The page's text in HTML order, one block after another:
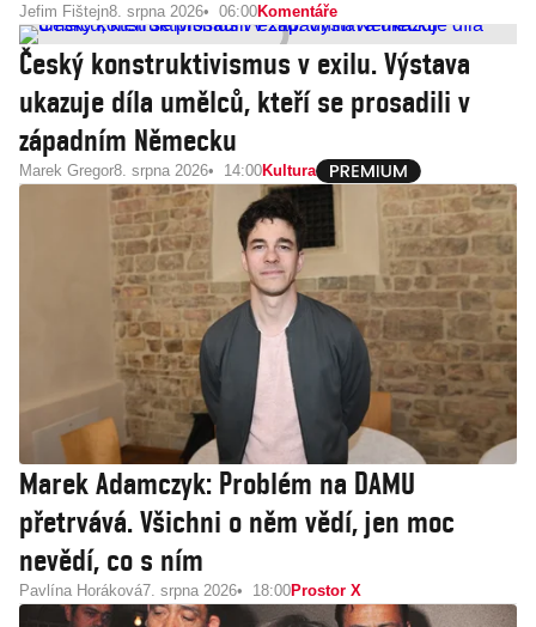
Jefim Fištejn8. srpna 2026 06:00Komentáře
Český konstruktivismus v exilu. Výstava
ukazuje díla umělců, kteří se prosadili v
západním Německu
Marek Gregor8. srpna 2026 14:00Kultura
Marek Adamczyk: Problém na DAMU
přetrvává. Všichni o něm vědí, jen moc
nevědí, co s ním
Pavlína Horáková7. srpna 2026 18:00Prostor X